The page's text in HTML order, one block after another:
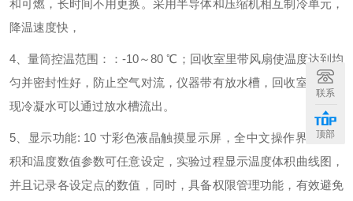
和可燃，长时间不用更换。采用半导体和压缩机相互制冷单元，
降温速度快，
4、量筒控温范围：：-10～80 ℃；回收室里带风扇使温度达到均
匀并密封性好，防止空气对流，仪器带有放水槽，回收室如果出
现冷凝水可以通过放水槽流出。
5、显示功能: 10 寸彩色液晶触摸显示屏，全中文操作界面，体
积和温度数值参数可任意设定，实验过程显示温度体积曲线图，
并且记录各设定点的数值，同时，具备权限管理功能，有效避免
联系
顶部